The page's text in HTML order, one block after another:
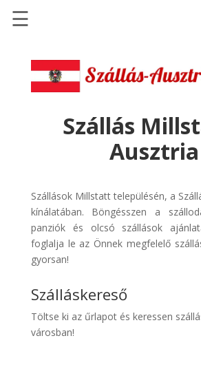
Szállások
Szállásinfo.eu
Repülőjegy
pénzvisszatérítéssel
Discover
Cars
Transzfer
Kiwi
Taxi
☰
Szállás
Ausztria
Szállások Millstatt településén, a
kínálatában. Böngésszen a
panziók és olcsó szállások
foglalja le az Önnek megfelelő
gyorsan!
Szálláskereső
Töltse ki az űrlapot és keressen
városban!